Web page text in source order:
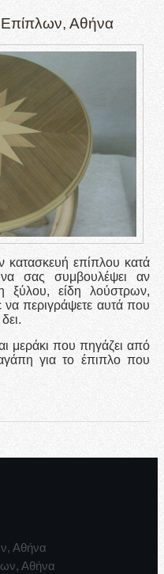
Επίπλων, Αθήνα
κατασκευή επίπλου κατά
σας συμβουλέψει αν
ξύλου, είδη λούστρων,
να περιγράψετε αυτά που
μεράκι που πηγάζει από
για το έπιπλο που
Αθήνα
Αθήνα